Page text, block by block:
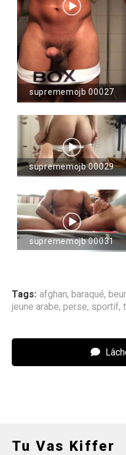
suprememojb 00027
suprememojb 00029
suprememojb 00031
Tags: afghan, baraqué,
jeune arabe, perse, sportif,
Tu Vas Kiffer